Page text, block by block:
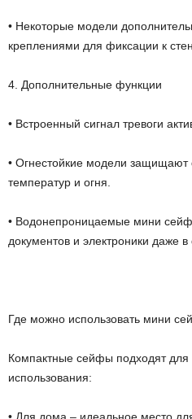
• Некоторые модели
креплениями для фиксации к
4. Дополнительные функции
• Встроенный сигнал тревоги
• Огнестойкие модели защищают
температур и огня.
• Водонепроницаемые мини
документов и электроники даже в
Где можно использовать мини
Компактные сейфы подходят для
использования: